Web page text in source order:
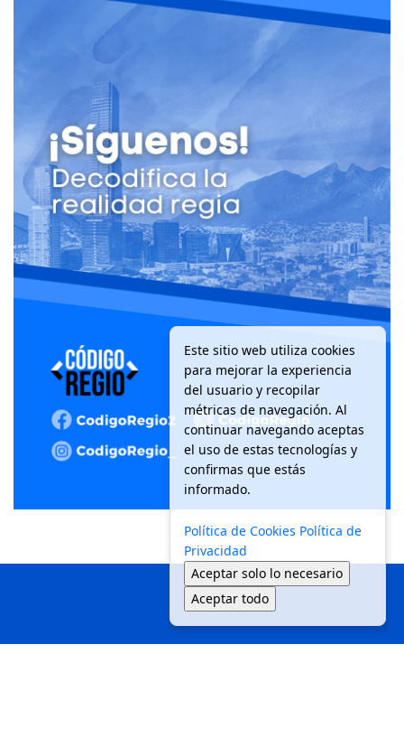
Este sitio web utiliza cookies
para mejorar la experiencia
del usuario y recopilar
métricas de navegación. Al
continuar navegando aceptas
el uso de estas tecnologías y
confirmas que estás
informado.
Política de Cookies Política de
Privacidad
Aceptar solo lo necesario
Aceptar todo